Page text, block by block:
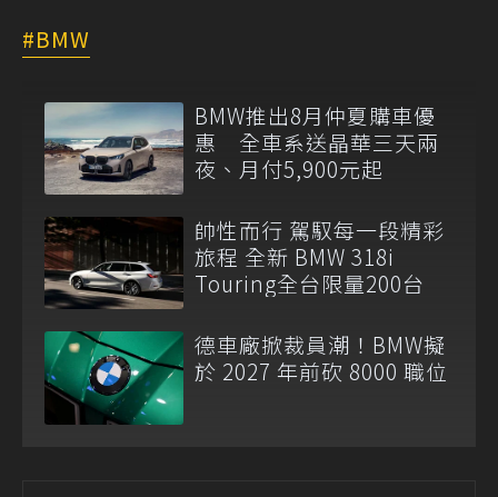
BMW
BMW推出8月仲夏購車優
惠 全車系送晶華三天兩
夜、月付5,900元起
帥性而行 駕馭每一段精彩
旅程 全新 BMW 318i
Touring全台限量200台
德車廠掀裁員潮！BMW擬
於 2027 年前砍 8000 職位